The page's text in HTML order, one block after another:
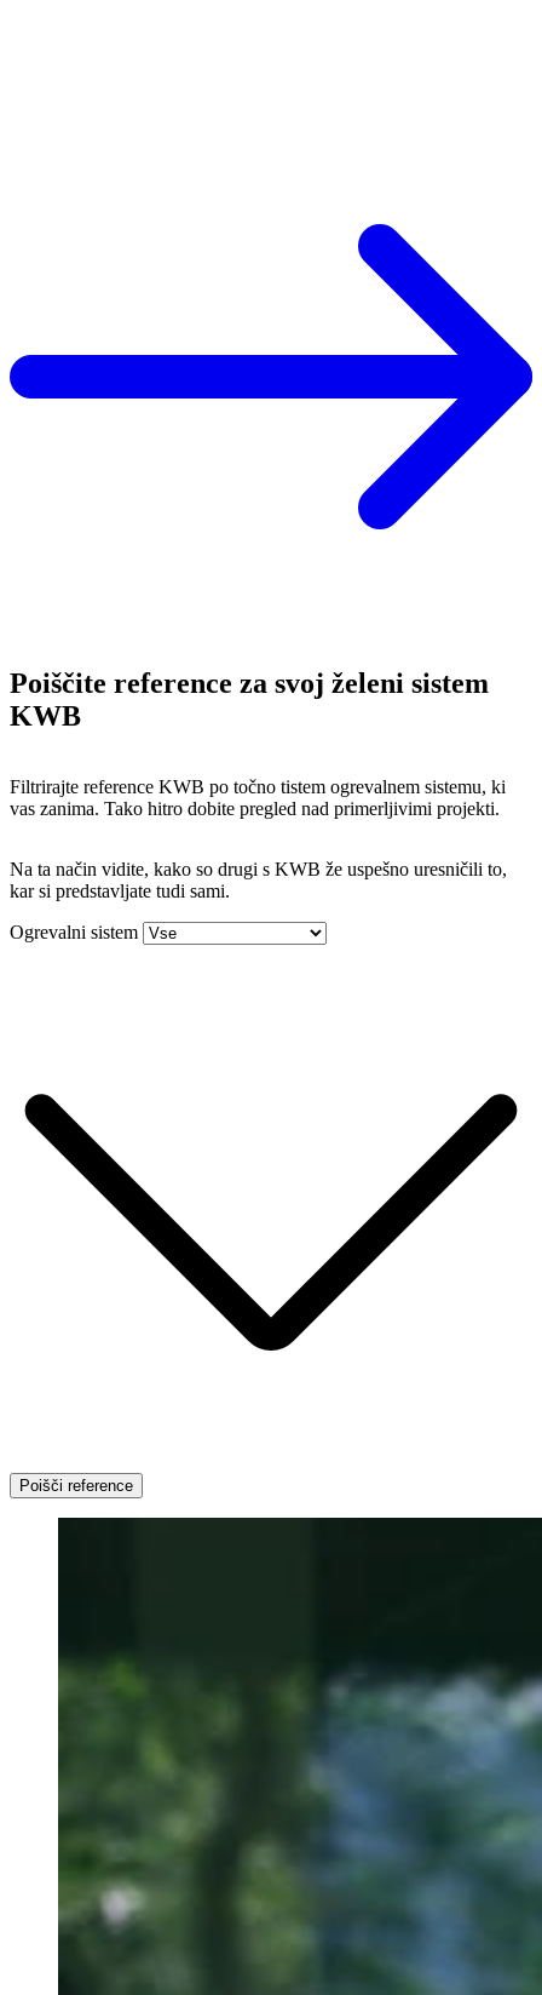
Poiščite reference za svoj želeni sistem
KWB
Filtrirajte reference KWB po točno tistem ogrevalnem sistemu, ki
vas zanima. Tako hitro dobite pregled nad primerljivimi projekti.
Na ta način vidite, kako so drugi s KWB že uspešno uresničili to,
kar si predstavljate tudi sami.
Ogrevalni sistem
Poišči reference